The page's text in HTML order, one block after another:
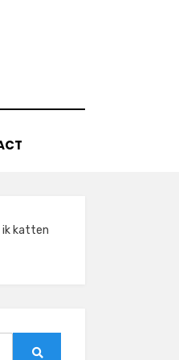
ik katten